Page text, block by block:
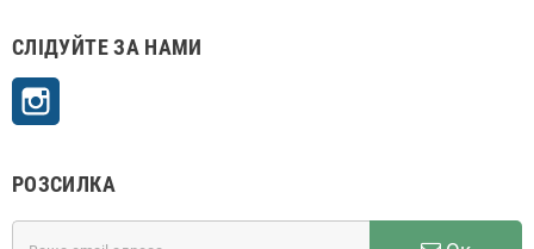
СЛІДУЙТЕ ЗА НАМИ
РОЗСИЛКА